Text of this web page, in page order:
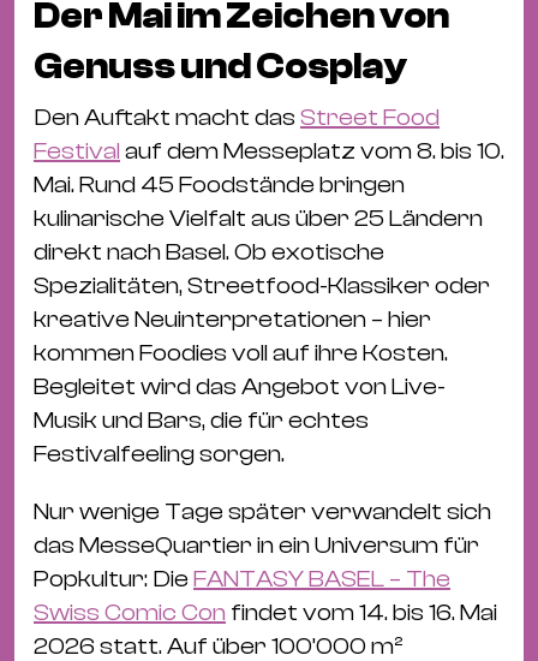
Der Mai im Zeichen von
Genuss und Cosplay
Den Auftakt macht das Street Food
Festival auf dem Messeplatz vom 8. bis 10.
Mai. Rund 45 Foodstände bringen
kulinarische Vielfalt aus über 25 Ländern
direkt nach Basel. Ob exotische
Spezialitäten, Streetfood-Klassiker oder
kreative Neuinterpretationen – hier
kommen Foodies voll auf ihre Kosten.
Begleitet wird das Angebot von Live-
Musik und Bars, die für echtes
Festivalfeeling sorgen.
Nur wenige Tage später verwandelt sich
das MesseQuartier in ein Universum für
Popkultur: Die FANTASY BASEL – The
Swiss Comic Con findet vom 14. bis 16. Mai
2026 statt. Auf über 100’000 m²